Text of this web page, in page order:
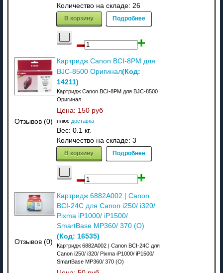
Количество на складе: 26
В корзину Подробнее
Отзывов (0)
Картридж Canon BCI-8PM для
BJC-8500 Оригинал(Код:
14211)
Картридж Canon BCI-8PM для BJC-8500
Оригинал
Цена: 150 руб
плюс доставка
Вес: 0.1 кг.
Количество на складе: 3
В корзину Подробнее
Отзывов (0)
Картридж 6882A002 | Canon
BCI-24C для Canon i250/ i320/
Pixma iP1000/ iP1500/
SmartBase MP360/ 370 (О)
(Код: 16535)
Картридж 6882A002 | Canon BCI-24C для
Canon i250/ i320/ Pixma iP1000/ iP1500/
SmartBase MP360/ 370 (О)